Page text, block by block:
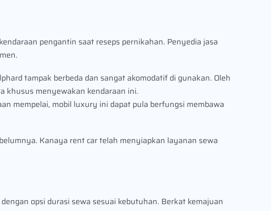
pengantin saat reseps pernikahan. Penyedia jasa
tampak berbeda dan sangat akomodatif di gunakan. Oleh
khusus menyewakan kendaraan ini.
mempelai, mobil luxury ini dapat pula berfungsi membawa
Kanaya rent car telah menyiapkan layanan sewa
opsi durasi sewa sesuai kebutuhan. Berkat kemajuan